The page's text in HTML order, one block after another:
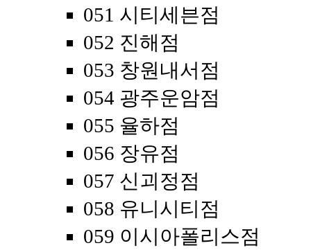
051 시티세븐점
052 진해점
053 창원내서점
054 광주운암점
055 율하점
056 장유점
057 신괴정점
058 유니시티점
059 이시아폴리스점